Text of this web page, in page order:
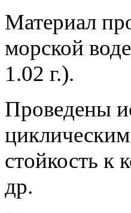
Материал
морской
1.02 г.).
Проведены
стойкость к
др.